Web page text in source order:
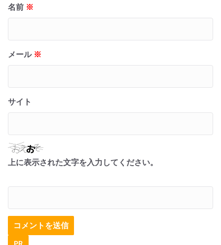
名前 ※
メール ※
サイト
上に表示された文字を入力してください。